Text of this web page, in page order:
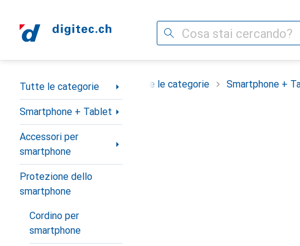
Cerca
Categoria Navigazione
Tutte le categorie
Smartphone + Tablet
Accessori per
smartphone
Protezione dello
smartphone
Cordino per
smartphone
Tutte le categorie Smartphone +